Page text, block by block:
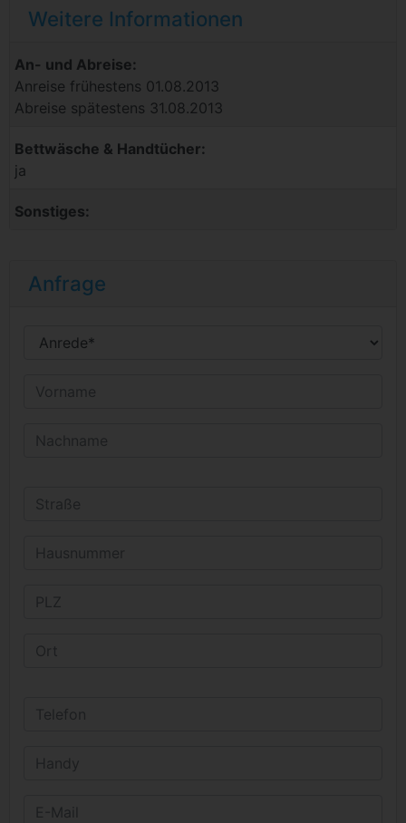
Weitere Informationen
An- und Abreise:
Anreise frühestens 01.08.2013
Abreise spätestens 31.08.2013
Bettwäsche & Handtücher:
ja
Sonstiges:
Anfrage